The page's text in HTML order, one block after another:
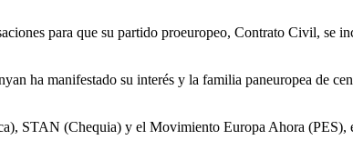
para que su partido proeuropeo, Contrato Civil, se
ha manifestado su interés y la familia paneuropea de
STAN (Chequia) y el Movimiento Europa Ahora